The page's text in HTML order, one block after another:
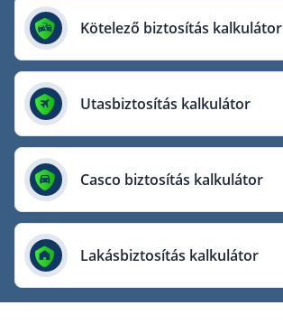
Biztosítók
AIG Biztosító
Allianz Biztosító
Cig Pannónia Biztosító
Genertel Biztosító
Groupama Biztosító
Kötelező biztosítás kalkulátor
Utasbiztosítás kalkulátor
Casco biztosítás kalkulátor
Lakásbiztosítás kalkulátor